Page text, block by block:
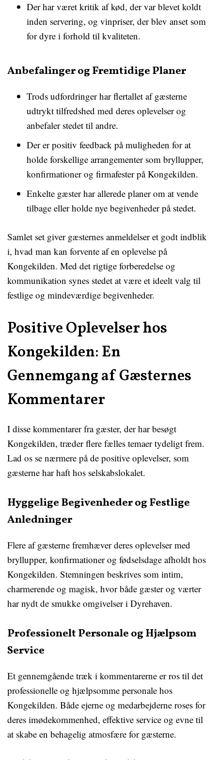
Der har været kritik af kød, der var blevet koldt
inden servering, og vinpriser, der blev anset som
for dyre i forhold til kvaliteten.
Anbefalinger og Fremtidige Planer
Trods udfordringer har flertallet af gæsterne
udtrykt tilfredshed med deres oplevelser og
anbefaler stedet til andre.
Der er positiv feedback på muligheden for at
holde forskellige arrangementer som bryllupper,
konfirmationer og firmafester på Kongekilden.
Enkelte gæster har allerede planer om at vende
tilbage eller holde nye begivenheder på stedet.
Samlet set giver gæsternes anmeldelser et godt indblik
i, hvad man kan forvente af en oplevelse på
Kongekilden. Med det rigtige forberedelse og
kommunikation synes stedet at være et ideelt valg til
festlige og mindeværdige begivenheder.
Positive Oplevelser hos
Kongekilden: En
Gennemgang af Gæsternes
Kommentarer
I disse kommentarer fra gæster, der har besøgt
Kongekilden, træder flere fælles temaer tydeligt frem.
Lad os se nærmere på de positive oplevelser, som
gæsterne har haft hos selskabslokalet.
Hyggelige Begivenheder og Festlige
Anledninger
Flere af gæsterne fremhæver deres oplevelser med
bryllupper, konfirmationer og fødselsdage afholdt hos
Kongekilden. Stemningen beskrives som intim,
charmerende og magisk, hvor både gæster og værter
har nydt de smukke omgivelser i Dyrehaven.
Professionelt Personale og Hjælpsom
Service
Et gennemgående træk i kommentarerne er ros til det
professionelle og hjælpsomme personale hos
Kongekilden. Både ejerne og medarbejderne roses for
deres imødekommenhed, effektive service og evne til
at skabe en behagelig atmosfære for gæsterne.